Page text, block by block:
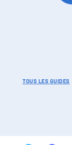
TOUS LES GUIDES